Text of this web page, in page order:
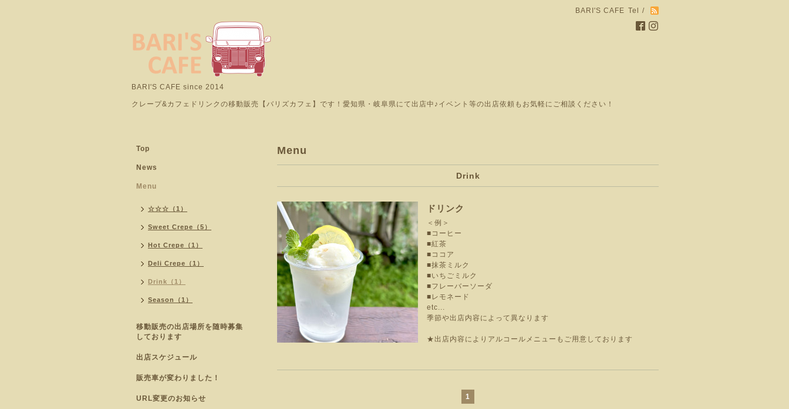
BARI'S CAFE Tel /
BARI'S CAFE since 2014
クレープ&カフェドリンクの移動販売【バリズカフェ】です！愛知県・岐阜県にて出店中♪イベント等の出店依頼もお気軽にご相談ください！
Menu
Drink
ドリンク
＜例＞
■コーヒー
■紅茶
■ココア
■抹茶ミルク
■いちごミルク
■フレーバーソーダ
■レモネード
etc...
季節や出店内容によって異なります
★出店内容によりアルコールメニューもご用意しております
1
Top
News
Menu
☆☆☆（1）
Sweet Crepe（5）
Hot Crepe（1）
Deli Crepe（1）
Drink（1）
Season（1）
移動販売の出店場所を随時募集
しております
出店スケジュール
販売車が変わりました！
URL変更のお知らせ